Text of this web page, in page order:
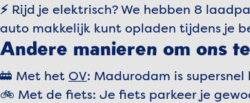
⚡ Rijd je elektrisch? We hebben 8
auto makkelijk kunt opladen tijdens je
Andere manieren om ons
🚋 Met hetOV: Madurodam is
🚲 Met de fiets: Je fiets parkeer je